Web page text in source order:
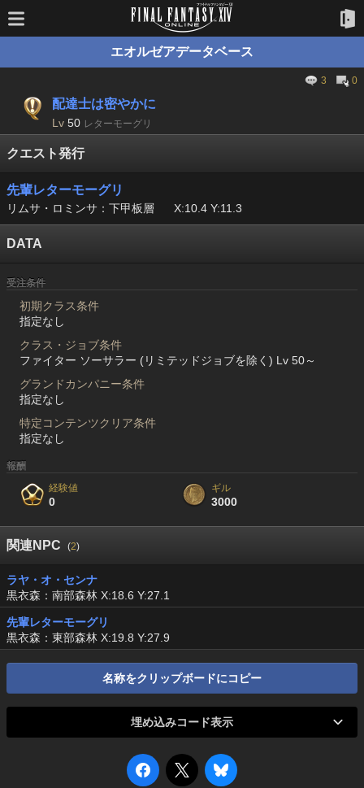
エオルゼアデータベース
3 0
配達士は密やかに
Lv 50 レターモーグリ
クエスト発行
先輩レターモーグリ
リムサ・ロミンサ：下甲板層 X:10.4 Y:11.3
DATA
受注条件
初期クラス条件
指定なし
クラス・ジョブ条件
ファイター ソーサラー (リミテッドジョブを除く) Lv 50～
グランドカンパニー条件
指定なし
特定コンテンツクリア条件
指定なし
報酬
経験値
0
ギル
3000
関連NPC (2)
ラヤ・オ・センナ
黒衣森：南部森林 X:18.6 Y:27.1
先輩レターモーグリ
黒衣森：東部森林 X:19.8 Y:27.9
名称をクリップボードにコピー
埋め込みコード表示